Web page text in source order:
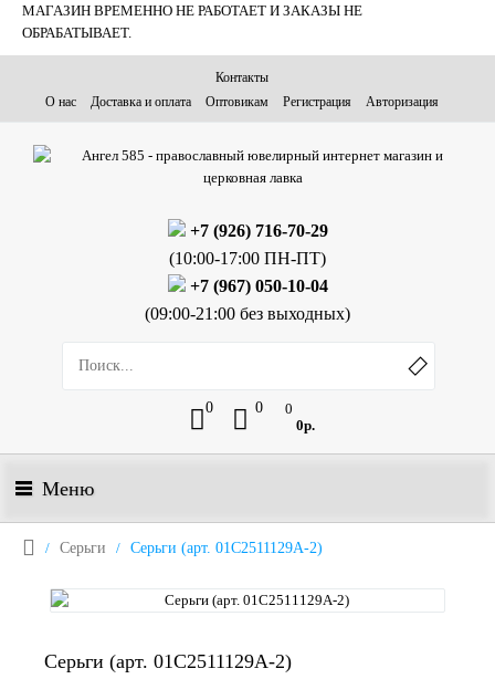
МАГАЗИН ВРЕМЕННО НЕ РАБОТАЕТ И ЗАКАЗЫ НЕ
ОБРАБАТЫВАЕТ.
Контакты
О нас
Доставка и оплата Оптовикам Регистрация Авторизация
+7 (926) 716-70-29
(10:00-17:00 ПН-ПТ)
+7 (967) 050-10-04
(09:00-21:00 без выходных)
0 0
0
0р.
Меню
Серьги Серьги (арт. 01С2511129А-2)
Серьги (арт. 01С2511129А-2)